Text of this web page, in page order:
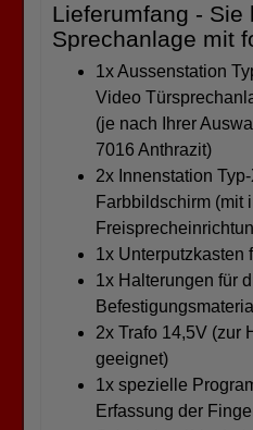
Lieferumfang - Sie
Sprechanlage mit
1x Aussenstation
Video
(je nach Ihrer
7016 Anthrazit)
2x Innenstation
Farbbildschirm (mit
1x Unterputzkasten
1x Halterungen für
2x Trafo 14,5V (zur
geeignet)
1x spezielle
Erfassung der